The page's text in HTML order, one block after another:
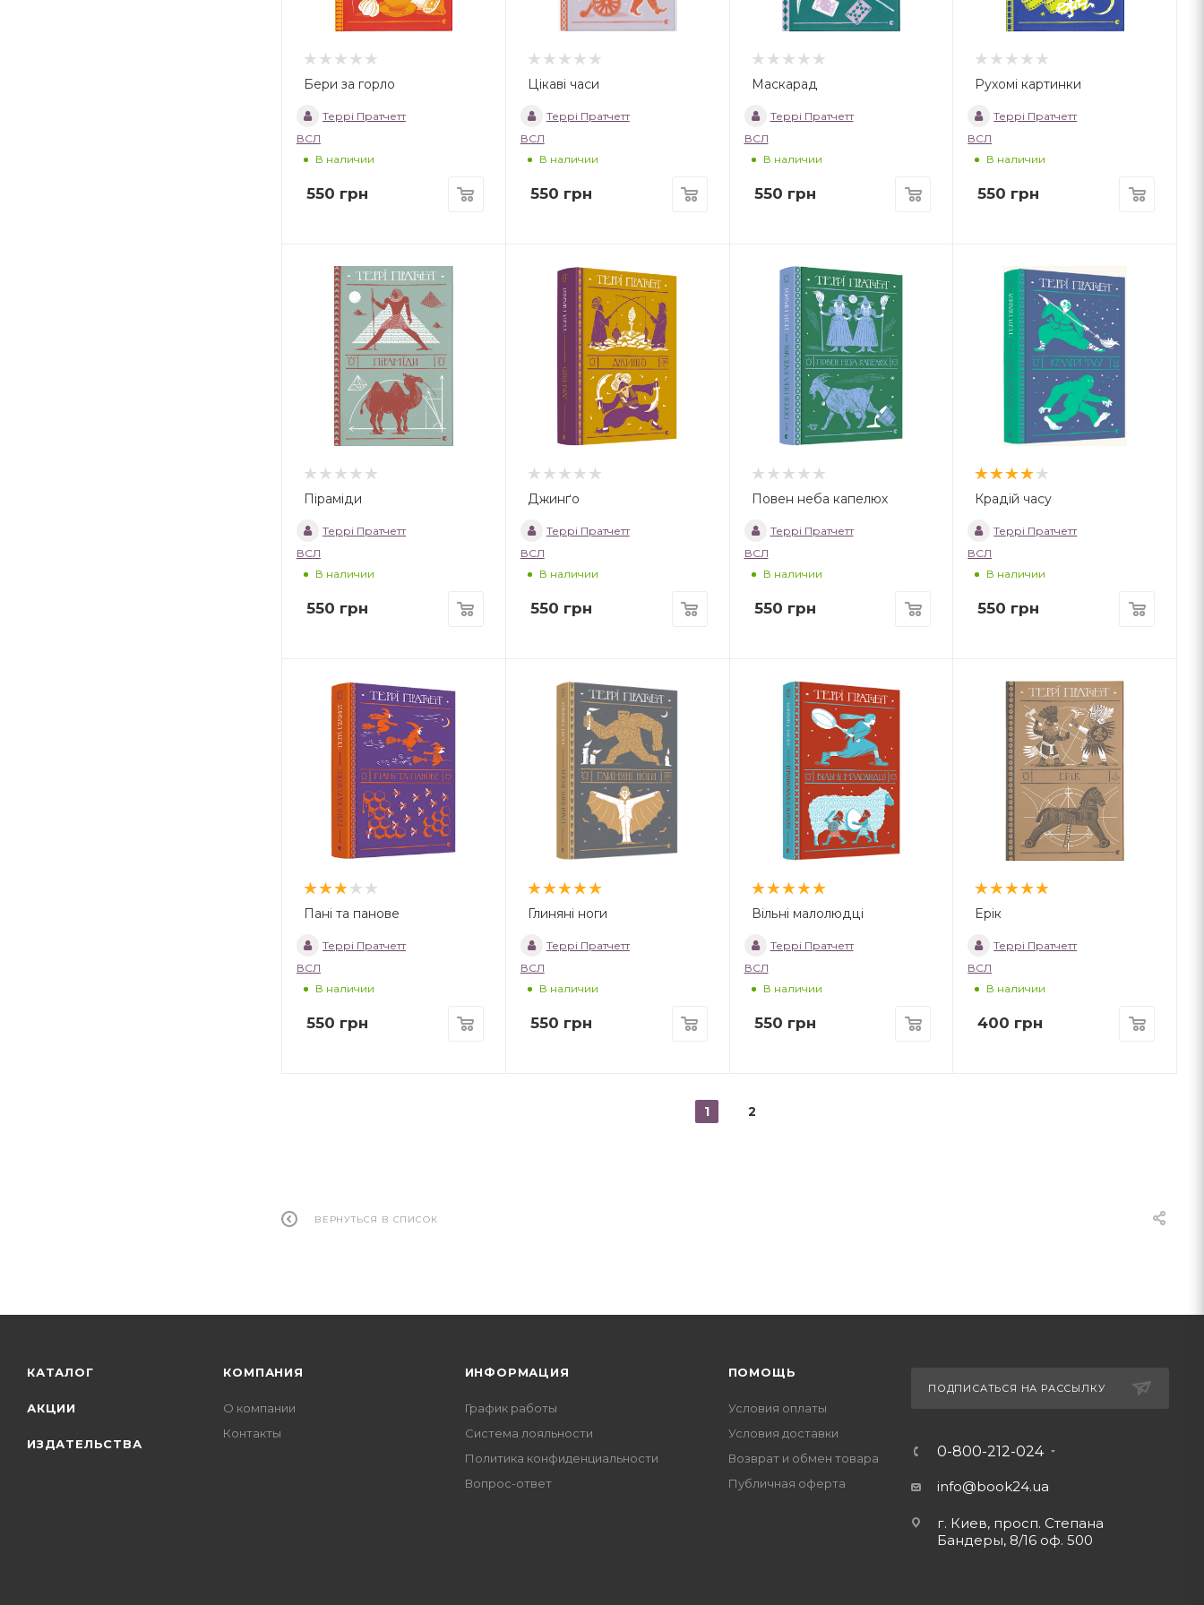
Бери за горло
Террі Пратчетт
ВСЛ
В наличии
550 грн
Цікаві часи
Террі Пратчетт
ВСЛ
В наличии
550 грн
Маскарад
Террі Пратчетт
ВСЛ
В наличии
550 грн
Рухомі картинки
Террі Пратчетт
ВСЛ
В наличии
550 грн
Піраміди
Террі Пратчетт
ВСЛ
В наличии
550 грн
Джинґо
Террі Пратчетт
ВСЛ
В наличии
550 грн
Повен неба капелюх
Террі Пратчетт
ВСЛ
В наличии
550 грн
Крадій часу
Террі Пратчетт
ВСЛ
В наличии
550 грн
Пані та панове
Террі Пратчетт
ВСЛ
В наличии
550 грн
Глиняні ноги
Террі Пратчетт
ВСЛ
В наличии
550 грн
Вільні малолюдці
Террі Пратчетт
ВСЛ
В наличии
550 грн
Ерік
Террі Пратчетт
ВСЛ
В наличии
400 грн
1 2
ВЕРНУТЬСЯ В СПИСОК
КАТАЛОГ
АКЦИИ
ИЗДАТЕЛЬСТВА
КОМПАНИЯ
О компании
Контакты
ИНФОРМАЦИЯ
График работы
Система лояльности
Политика конфиденциальности
Вопрос-ответ
ПОМОЩЬ
Условия оплаты
Условия доставки
Возврат и обмен товара
Публичная оферта
ПОДПИСАТЬСЯ НА РАССЫЛКУ
0-800-212-024
info@book24.ua
г. Киев, просп. Степана
Бандеры, 8/16 оф. 500